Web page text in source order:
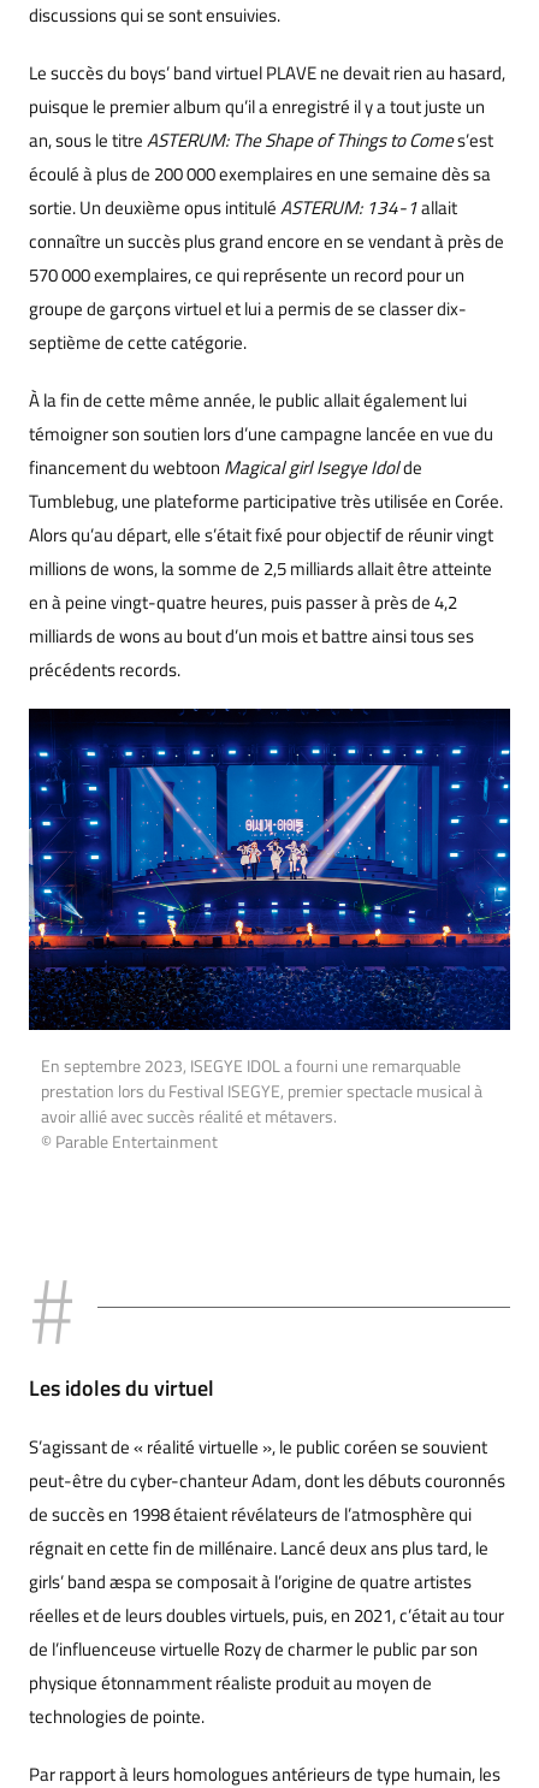
discussions qui se sont ensuivies.
Le succès du boys’ band virtuel PLAVE ne devait rien au hasard,
puisque le premier album qu’il a enregistré il y a tout juste un
an, sous le titreASTERUM: The Shape of Things to Comes’est
écoulé à plus de 200 000 exemplaires en une semaine dès sa
sortie. Un deuxième opus intituléASTERUM: 134-1allait
connaître un succès plus grand encore en se vendant à près de
570 000 exemplaires, ce qui représente un record pour un
groupe de garçons virtuel et lui a permis de se classer dix-
septième de cette catégorie.
À la fin de cette même année, le public allait également lui
témoigner son soutien lors d’une campagne lancée en vue du
financement du webtoon Magical girl Isegye Idolde
Tumblebug, une plateforme participative très utilisée en Corée.
Alors qu’au départ, elle s’était fixé pour objectifde réunir vingt
millions de wons, la somme de 2,5 milliards allait être atteinte
en à peine vingt-quatre heures, puis passer à près de 4,2
milliards de wons au bout d’un mois et battre ainsi tous ses
précédents records.
En septembre 2023, ISEGYE IDOL a fourni une remarquable
prestation lors du Festival ISEGYE, premier spectacle musical à
avoir allié avec succès réalité et métavers.
© Parable Entertainment
Les idoles du virtuel
S’agissant de « réalité virtuelle », le public coréen se souvient
peut-être du cyber-chanteur Adam, dont les débuts couronnés
de succès en 1998 étaient révélateurs de l’atmosphère qui
régnait en cette fin de millénaire. Lancé deux ans plus tard, le
girls’ band æspa se composait à l’origine de quatre artistes
réelles et de leurs doubles virtuels, puis, en 2021, c’était au tour
de l’influenceuse virtuelle Rozy de charmer le public par son
physique étonnamment réaliste produit au moyen de
technologies de pointe.
Par rapport à leurs homologues antérieurs de type humain, les